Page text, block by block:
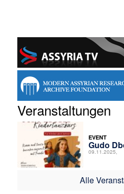
Veranstaltungen
EVENT
Gudo
09.11.2025,
Alle